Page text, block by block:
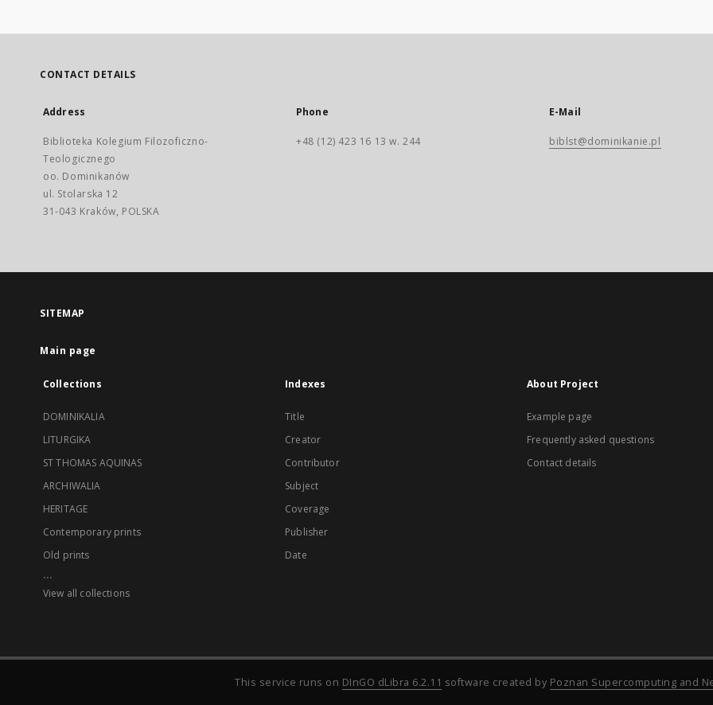
CONTACT DETAILS
Address
Biblioteka Kolegium Filozoficzno-
Teologicznego
oo. Dominikanów
ul. Stolarska 12
31-043 Kraków, POLSKA
Phone
+48 (12) 423 16 13 w. 244
E-Mail
biblst@dominikanie.pl
SITEMAP
Main page
Collections
DOMINIKALIA
LITURGIKA
ST THOMAS AQUINAS
ARCHIWALIA
HERITAGE
Contemporary prints
Old prints
...
View all collections
Indexes
Title
Creator
Contributor
Subject
Coverage
Publisher
Date
About Project
Example page
Frequently asked questions
Contact details
This service runs on DInGO dLibra 6.2.11 software created by Poznan Supercomputing and